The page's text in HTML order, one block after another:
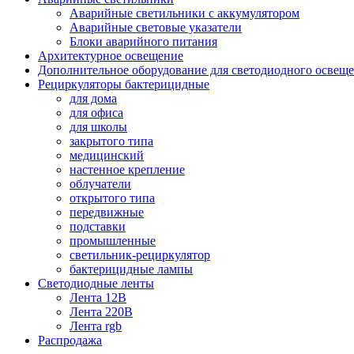
Аварийные светильники с аккумулятором
Аварийные световые указатели
Блоки аварийного питания
Архитектурное освещение
Дополнительное оборудование для светодиодного
Рециркуляторы бактерицидные
для дома
для офиса
для школы
закрытого типа
медицинский
настенное крепление
облучатели
открытого типа
передвижные
подставки
промышленные
светильник-рециркулятор
бактерицидные лампы
Светодиодные ленты
Лента 12В
Лента 220В
Лента rgb
Распродажа